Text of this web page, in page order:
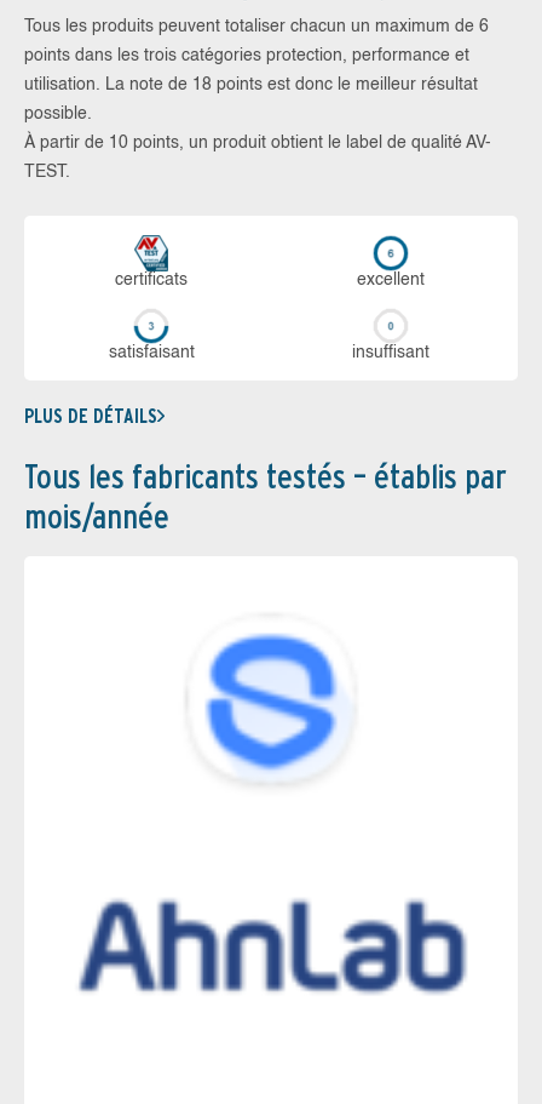
Tous les produits peuvent totaliser chacun un maximum de 6
points dans les trois catégories protection, performance et
utilisation. La note de 18 points est donc le meilleur résultat
possible.
À partir de 10 points, un produit obtient le label de qualité AV-
TEST.
certi­ficats ex­cellent
sa­tis­fai­sant in­suf­fi­sant
PLUS DE DÉTAILS
Tous les fabricants testés – établis par
mois/année